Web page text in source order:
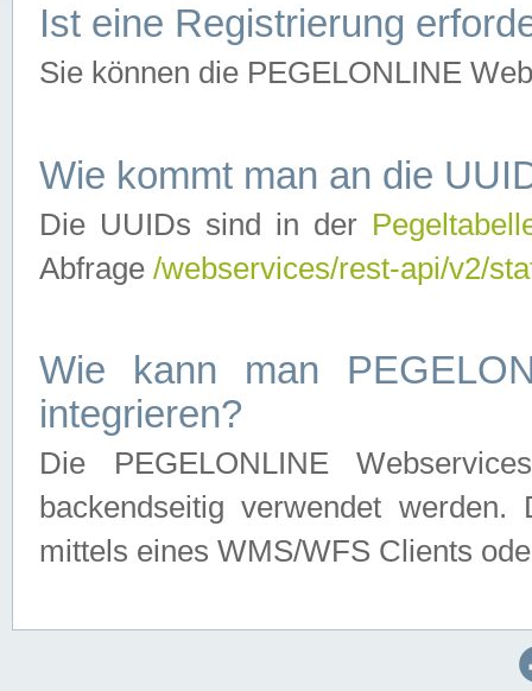
Ist eine Registrierung
Sie können die PEGELONLINE
Wie kommt man an die
Die UUIDs sind in der
Abfrage /webservices/rest-api/v2/
Wie kann man
integrieren?
Die PEGELONLINE
backendseitig verwendet
mittels eines WMS/WFS Clients